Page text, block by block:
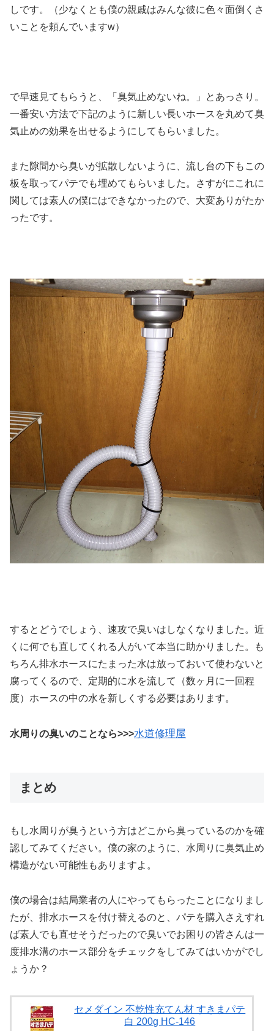
しです。（少なくとも僕の親戚はみんな彼に色々面倒くさ
いことを頼んでいますw）
で早速見てもらうと、「臭気止めないね。」とあっさり。
一番安い方法で下記のように新しい長いホースを丸めて臭
気止めの効果を出せるようにしてもらいました。
また隙間から臭いが拡散しないように、流し台の下もこの
板を取ってパテでも埋めてもらいました。さすがにこれに
関しては素人の僕にはできなかったので、大変ありがたか
ったです。
するとどうでしょう、速攻で臭いはしなくなりました。近
くに何でも直してくれる人がいて本当に助かりました。も
ちろん排水ホースにたまった水は放っておいて使わないと
腐ってくるので、定期的に水を流して（数ヶ月に一回程
度）ホースの中の水を新しくする必要はあります。
水周りの臭いのことなら>>>水道修理屋
まとめ
もし水周りが臭うという方はどこから臭っているのかを確
認してみてください。僕の家のように、水周りに臭気止め
構造がない可能性もありますよ。
僕の場合は結局業者の人にやってもらったことになりまし
たが、排水ホースを付け替えるのと、パテを購入さえすれ
ば素人でも直せそうだったので臭いでお困りの皆さんは一
度排水溝のホース部分をチェックをしてみてはいかがでし
ょうか？
セメダイン 不乾性充てん材 すきまパテ
白 200g HC-146